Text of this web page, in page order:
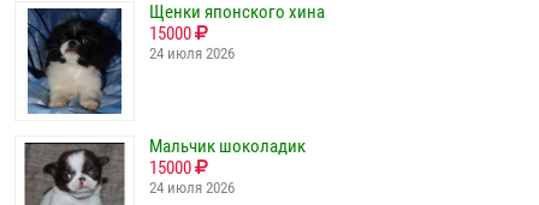
Щенки японского хина
15000
24 июля 2026
Мальчик шоколадик
15000
24 июля 2026